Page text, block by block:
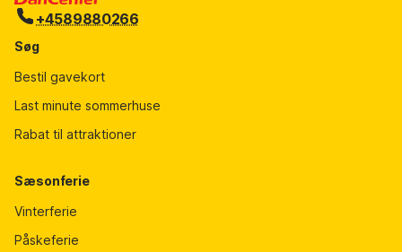
+4589880266
Søg
Bestil gavekort
Last minute sommerhuse
Rabat til attraktioner
Sæsonferie
Vinterferie
Påskeferie